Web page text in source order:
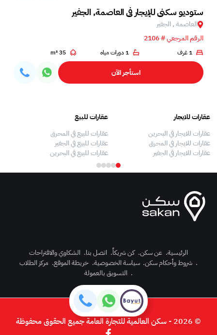
ستوديو سكني للإيجار في العاصمة, الجفير
العاصمة , الجفير
الرقم المرجعي # 2106
1 غرف 1 دورات مياه 35 m²
استأجر الآن
عقارات للايجار
عقارات للايجار في البحرين
عقارات للايجار في المحرق
عقارات للايجار في الجفير
عقارات للبيع
عقارات للبيع في المحرق
عقارات للبيع في الجفير
عقارات للبيع في البحرين
الرئيسية. عن سكن. كن شريكاً. اتصل بنا. الشكاوي والاقتراحات
. شروط وأحكام سكن. سياسة الخصوصية. خريطة الموقع. مركز الطلاب
. التسويق بالعمولة
© 2026 - سكن العالمية للتجارة العامة جميع الحقوق محفوظة